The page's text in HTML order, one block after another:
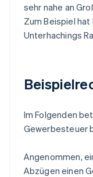
sehr nahe an
Zum Beispiel
Unterhachings
Im Folgenden
Gewerbesteuer
Angenommen,
Abzügen einen